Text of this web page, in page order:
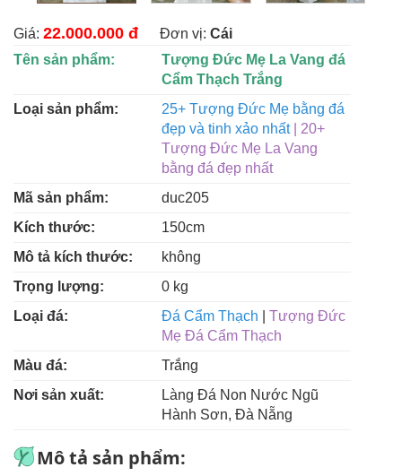
Giá: 22.000.000 đ Đơn vị: Cái
Tên sản phẩm:
Tượng Đức Mẹ La Vang đá
Cẩm Thạch Trắng
Loại sản phẩm:
25+ Tượng Đức Mẹ bằng đá
đẹp và tinh xảo nhất| 20+
Tượng Đức Mẹ La Vang
bằng đá đẹp nhất
Mã sản phẩm:
duc205
Kích thước:
150cm
Mô tả kích thước:
không
Trọng lượng:
0 kg
Loại đá:
Đá Cẩm Thạch
Tượng Đức
Mẹ Đá Cẩm Thạch
Màu đá:
Trắng
Nơi sản xuất:
Làng Đá Non Nước Ngũ
Hành Sơn, Đà Nẵng
Mô tả sản phẩm: